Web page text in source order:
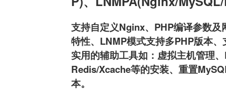
支持自定义Nginx、PHP编译参数及
特性、LNMP模式支持多PHP版本
实用的辅助工具如：虚拟主机管理
Redis/Xcache等的安装、重置
本。